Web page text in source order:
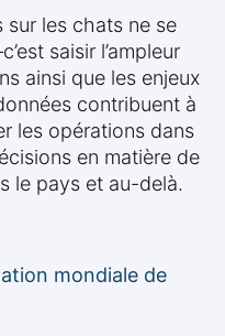
sur les chats ne se
saisir l’ampleur
ainsi que les enjeux
contribuent à
les opérations dans
en matière de
le pays et au-delà.
mondiale de